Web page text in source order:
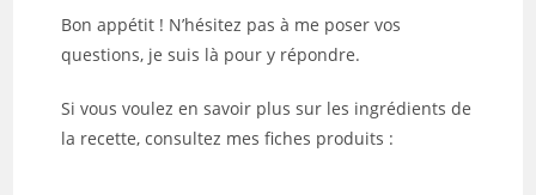
Bon appétit ! N’hésitez pas à me poser vos
questions, je suis là pour y répondre.
Si vous voulez en savoir plus sur les ingrédients de
la recette, consultez mes fiches produits :